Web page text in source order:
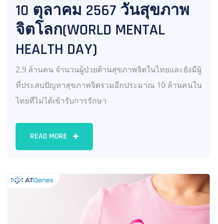
10 ตุลาคม 2567 วันสุขภาพ
จิตโลก(WORLD MENTAL
HEALTH DAY)
2.9 ล้านคน จำนวนผู้ป่วยด้านสุขภาพจิตในไทยและยังมีผู้
ที่ประสบปัญหาสุขภาพจิตรวมอีกประมาณ 10 ล้านคนใน
ไทยที่ไม่ได้เข้ารับการรักษา
READ MORE